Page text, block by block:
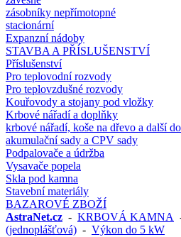
zásobníky nepřímotopné
stacionární
Expanzní nádoby
STAVBA A PŘÍSLUŠENSTVÍ
Příslušenství
Pro teplovodní rozvody
Pro teplovzdušné rozvody
Kouřovody a stojany pod vložky
Krbové nářadí a doplňky
krbové nářadí, koše na dřevo a další
akumulační sady a CPV sady
Podpalovače a údržba
Vysavače popela
Skla pod kamna
Stavební materiály
BAZAROVÉ ZBOŽÍ
AstraNet.cz - KRBOVÁ KAMNA
(jednoplášťová) - Výkon do 5 kW